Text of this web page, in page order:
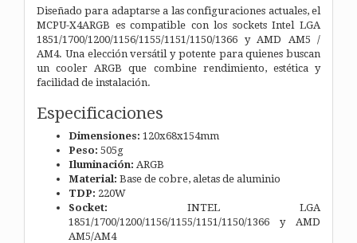
Diseñado para adaptarse a las configuraciones actuales, el
MCPU-X4ARGB es compatible con los sockets Intel LGA
1851/1700/1200/1156/1155/1151/1150/1366 y AMD AM5 /
AM4. Una elección versátil y potente para quienes buscan
un cooler ARGB que combine rendimiento, estética y
facilidad de instalación.
Especificaciones
Dimensiones: 120x68x154mm
Peso: 505g
Iluminación: ARGB
Material: Base de cobre, aletas de aluminio
TDP: 220W
Socket: INTEL LGA
1851/1700/1200/1156/1155/1151/1150/1366 y AMD
AM5/AM4